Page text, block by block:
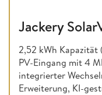
Jackery
2,52 kWh Kapazität
PV-Eingang mit 4
integrierter
Erweiterung, KI-